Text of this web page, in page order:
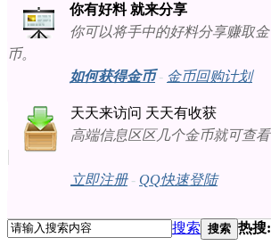
你有好料 就来分享
你可以将手中的好料分享赚取金
币。
如何获得金币- 金币回购计划
天天来访问 天天有收获
高端信息区区几个金币就可查看
立即注册- QQ快速登陆
搜索 搜索 热搜: